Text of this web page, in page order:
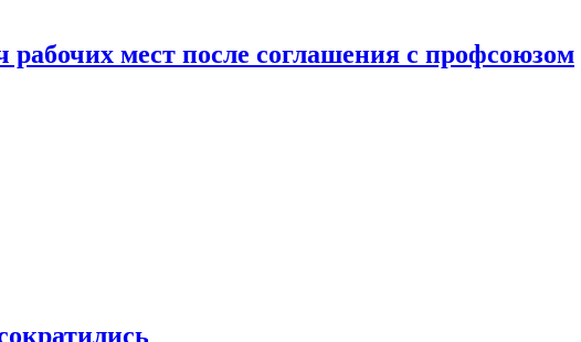
рабочих мест после соглашения с профсоюзом